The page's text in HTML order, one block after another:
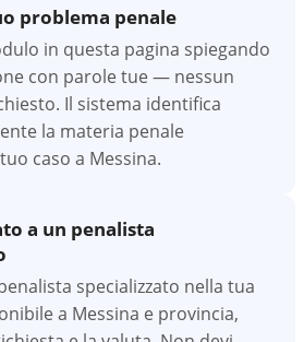
problema penale
in questa pagina spiegando
con parole tue — nessun
Il sistema identifica
la materia penale
caso a Messina.
a un penalista
specializzato nella tua
a Messina e provincia,